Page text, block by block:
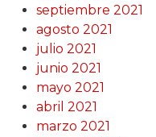
septiembre 2021
agosto 2021
julio 2021
junio 2021
mayo 2021
abril 2021
marzo 2021